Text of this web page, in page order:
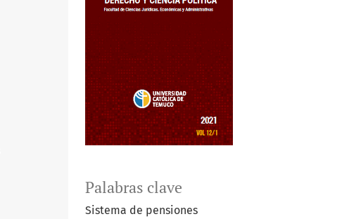
Palabras clave
Sistema de pensiones